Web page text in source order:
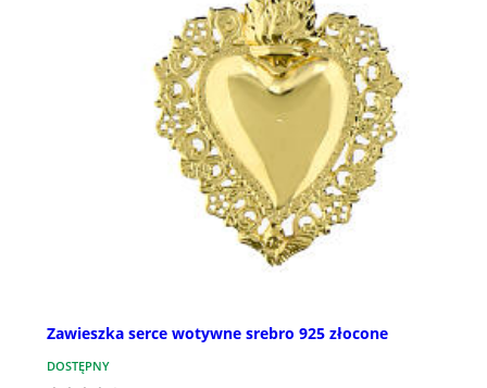
Zawieszka serce wotywne srebro 925 złocone
DOSTĘPNY